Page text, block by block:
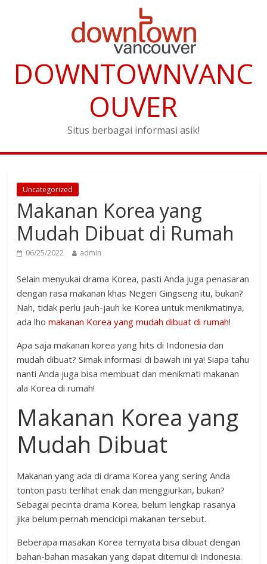
DOWNTOWNVANC
OUVER
Situs berbagai informasi asik!
Uncategorized
Makanan Korea yang
Mudah Dibuat di Rumah
06/25/2022 admin
Selain menyukai drama Korea, pasti Anda juga penasaran
dengan rasa makanan khas Negeri Gingseng itu, bukan?
Nah, tidak perlu jauh-jauh ke Korea untuk menikmatinya,
ada lhomakanan Korea yang mudah dibuat di rumah!
Apa saja makanan korea yang hits di Indonesia dan
mudah dibuat? Simak informasi di bawah ini ya! Siapa tahu
nanti Anda juga bisa membuat dan menikmati makanan
ala Korea di rumah!
Makanan Korea yang
Mudah Dibuat
Makanan yang ada di drama Korea yang sering Anda
tonton pasti terlihat enak dan menggiurkan, bukan?
Sebagai pecinta drama Korea, belum lengkap rasanya
jika belum pernah mencicipi makanan tersebut.
Beberapa masakan Korea ternyata bisa dibuat dengan
bahan-bahan masakan yang dapat ditemui di Indonesia.